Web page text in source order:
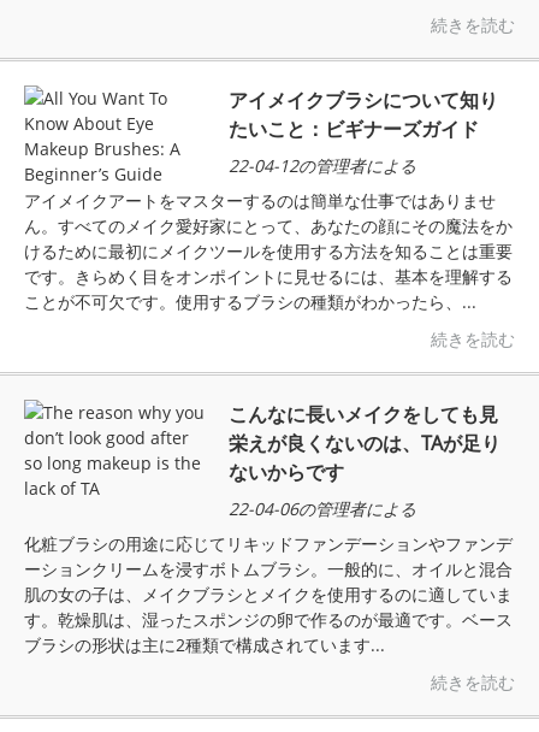
続きを読む
アイメイクブラシについて知り
たいこと：ビギナーズガイド
22-04-12の管理者による
アイメイクアートをマスターするのは簡単な仕事ではありませ
ん。すべてのメイク愛好家にとって、あなたの顔にその魔法をか
けるために最初にメイクツールを使用する方法を知ることは重要
です。きらめく目をオンポイントに見せるには、基本を理解する
ことが不可欠です。使用するブラシの種類がわかったら、...
続きを読む
こんなに長いメイクをしても見
栄えが良くないのは、TAが足り
ないからです
22-04-06の管理者による
化粧ブラシの用途に応じてリキッドファンデーションやファンデ
ーションクリームを浸すボトムブラシ。一般的に、オイルと混合
肌の女の子は、メイクブラシとメイクを使用するのに適していま
す。乾燥肌は、湿ったスポンジの卵で作るのが最適です。ベース
ブラシの形状は主に2種類で構成されています...
続きを読む